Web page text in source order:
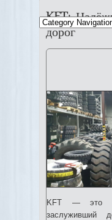
KFT:
дорог
KFT — это
заслуживший